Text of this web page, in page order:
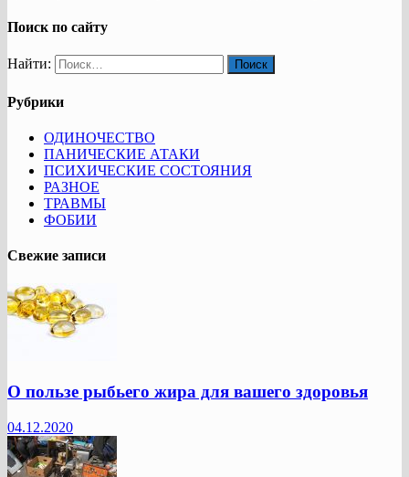
Поиск по сайту
Найти:
Рубрики
ОДИНОЧЕСТВО
ПАНИЧЕСКИЕ АТАКИ
ПСИХИЧЕСКИЕ СОСТОЯНИЯ
РАЗНОЕ
ТРАВМЫ
ФОБИИ
Свежие записи
О пользе рыбьего жира для вашего здоровья
04.12.2020